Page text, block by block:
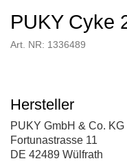
PUKY Cyke
Art. NR: 1336489
Hersteller
PUKY GmbH & Co. KG
Fortunastrasse 11
DE 42489 Wülfrath